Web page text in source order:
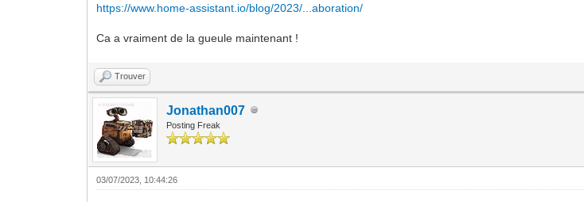
https://www.home-assistant.io/blog/2023/...aboration/
Ca a vraiment de la gueule maintenant !
Trouver
Jonathan007
Posting Freak
03/07/2023, 10:44:26